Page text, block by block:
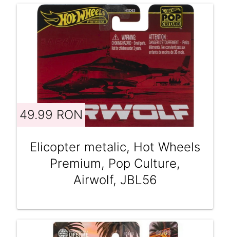
49.99 RON
Elicopter metalic, Hot Wheels
Premium, Pop Culture,
Airwolf, JBL56